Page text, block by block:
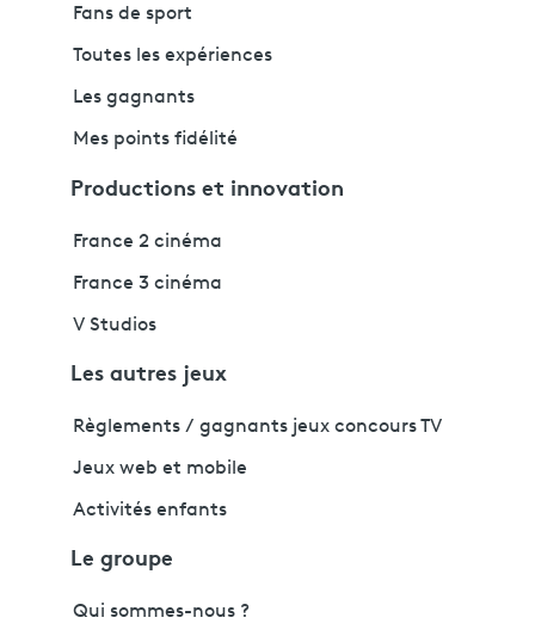
Fans de sport
Toutes les expériences
Les gagnants
Mes points fidélité
Productions et innovation
France 2 cinéma
France 3 cinéma
V Studios
Les autres jeux
Règlements / gagnants jeux concours TV
Jeux web et mobile
Activités enfants
Le groupe
Qui sommes-nous ?